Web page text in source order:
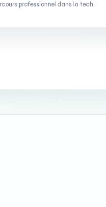
professionnel dans la tech.